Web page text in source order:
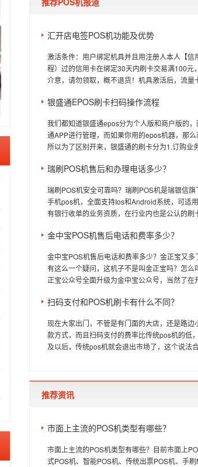
汇开店电签POS机功能及优势
激活条件：用户绑定机具并且用注册人本人【
程）过的信用卡在绑定30天内刷卡交易满100元
介意，请勿领取，概不退货！机具激活后，流量
银盛通EPOS刷卡扫码操作流程
我们都知道银盛通epos分为个人版和商户版的
通APP进行管理，而如果你用的epos机器，那么
所以为了区别开来，银盛通的刷卡分为1.订购业
瑞刷POS机售后和办理电话多少？
瑞刷POS机安全可靠吗？瑞刷POS机是瑞银信
手机pos机，全面支持Ios和Android系统，可适
有银行收单的业务资质，在行业内也是公认的刷
金中宝POS机售后电话和费率多少？
金中宝POS机售后电话和费率多少？金正宝又
有这么一个疑问，这机子不是叫金正宝吗？怎
正宝公众号全面升级为金中宝公众号，当然了在
扫码支付和POS机刷卡有什么不同？
现在大家出门，不管是有门面的大店，还是路
款方式，而且扫码支付的费率比传统pos机的低
及以后，传统pos机就会退出市场了，这个说法
推荐资讯
市面上主流的POS机类型有哪些？
市面上主流的POS机类型有哪些？目前市面上
式POS机、智能POS机、传统出票POS机、手